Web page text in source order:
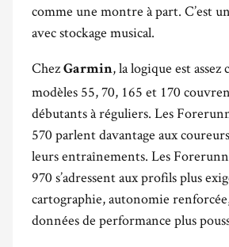
comme une montre à part. C’est
avec stockage musical.
Chez Garmin, la logique est assez
modèles 55, 70, 165 et 170
débutants à réguliers. Les
570 parlent davantage aux
leurs entraînements. Les
970 s’adressent aux profils plus
cartographie, autonomie
données de performance plus